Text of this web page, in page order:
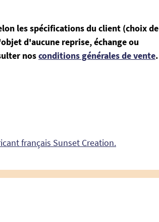
les spécifications du client (choix de
d'aucune reprise, échange ou
nosconditions générales de vente.
français Sunset Creation.